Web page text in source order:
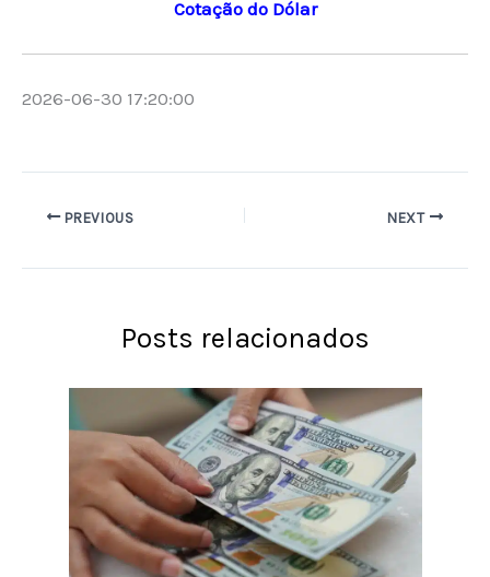
Cotação do Dólar
2026-06-30 17:20:00
PREVIOUS NEXT
Posts relacionados